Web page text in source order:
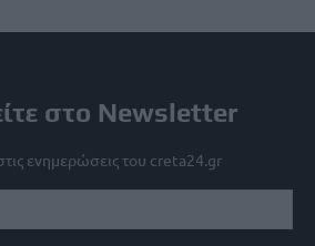
στο Newsletter
ενημερώσεις του creta24.gr